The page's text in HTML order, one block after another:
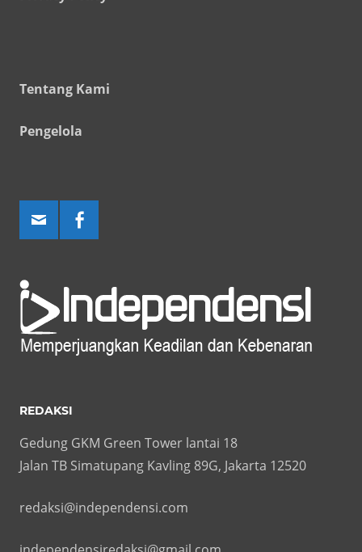
Tentang Kami
Pengelola
REDAKSI
Gedung GKM Green Tower lantai 18
Jalan TB Simatupang Kavling 89G, Jakarta 12520
redaksi@independensi.com